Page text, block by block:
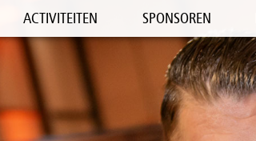
ACTIVITEITEN SPONSOREN